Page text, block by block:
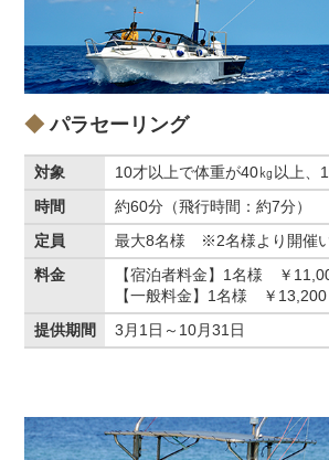
パラセーリング
対象
10才以上で体重が40㎏以上、
時間
約60分（飛行時間：約7分）
定員
最大8名様 ※2名様より開催い
料金
【宿泊者料金】1名様 ￥
【一般料金】1名様 ￥13,200
提供期間
3月1日～10月31日